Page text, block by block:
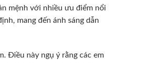
mệnh với nhiều ưu điểm nổi
mang đến ánh sáng dẫn
Điều này ngụ ý rằng các em